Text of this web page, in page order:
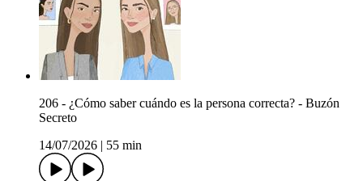
206 - ¿Cómo saber cuándo es la persona correcta? - Buzón
Secreto
14/07/2026
55 min